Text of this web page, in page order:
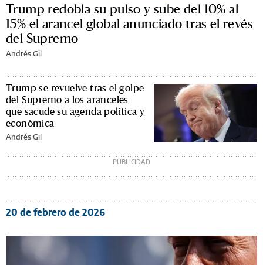
Trump redobla su pulso y sube del 10% al
15% el arancel global anunciado tras el revés
del Supremo
Andrés Gil
Trump se revuelve tras el golpe
del Supremo a los aranceles
que sacude su agenda política y
económica
Andrés Gil
20 de febrero de 2026